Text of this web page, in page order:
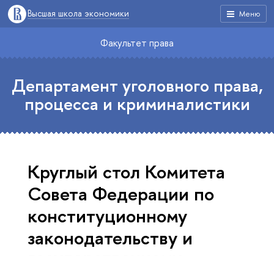
Меню
Высшая школа экономики
Факультет права
Департамент уголовного права,
процесса и криминалистики
Круглый стол Комитета
Совета Федерации по
конституционному
законодательству и